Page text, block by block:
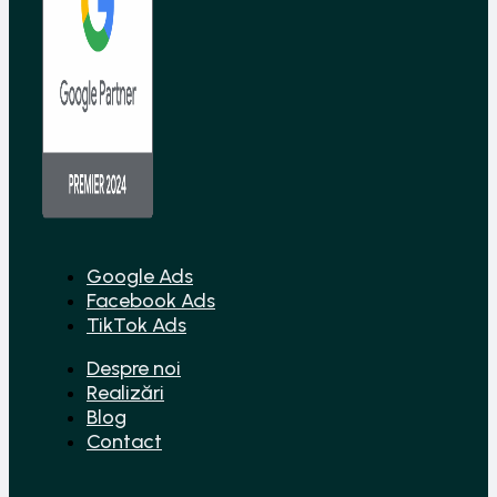
Google Ads
Facebook Ads
TikTok Ads
Despre noi
Realizări
Blog
Contact